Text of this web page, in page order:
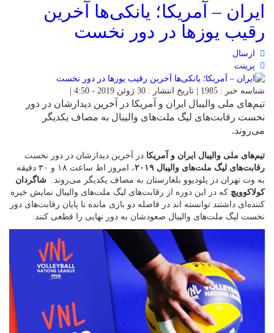
ایران – آمریکا؛ یانکی‌ها آخرین
رقیب یوز‌ها در دور نخست
ارسال
پرینت
شناسه خبر : 1985 | تاریخ انتشار : 30 ژوئن 2019 - 4:50 |
تیم‌های ملی والیبال ایران و آمریکا در آخرین دیدارشان در دور
نخست رقابت‌های لیگ ملت‌های والیبال به مصاف یکدیگر
می‌روند.
تیم‌های ملی والیبال ایران و آمریکا در آخرین دیدارشان در دور نخست
رقابت‌های لیگ ملت‌های والیبال ۲۰۱۹
، امروز اط ساعت ۱۸ و ۳۰ دقیقه
به وت تهران در پلودیوو بلغارستان به مصاف یکدیگر می‌روند. شاگردان
کولاکوویچ که در این دوره از رقابت‌های لیگ ملت‌های والیبال نمایش خیره
کننده‌ای داشتند توانسته اند در فاصله دو بازی مانده تا پایان رقابت‌های دور
نخست لیگ ملت‌های والیبال صعودشان به دور نهایی را قطعی کنند.